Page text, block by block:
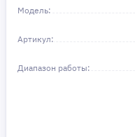
в этом!
Модель:
Артикул:
Диапазон работы: